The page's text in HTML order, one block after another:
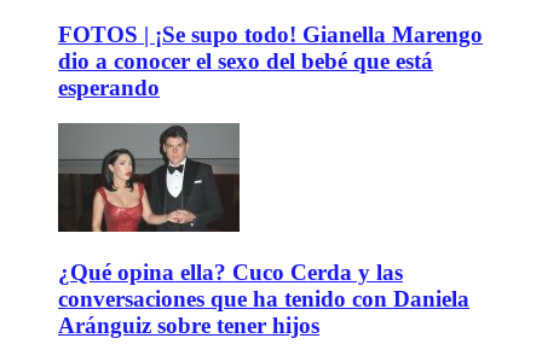
FOTOS | ¡Se supo todo! Gianella Marengo
dio a conocer el sexo del bebé que está
esperando
¿Qué opina ella? Cuco Cerda y las
conversaciones que ha tenido con Daniela
Aránguiz sobre tener hijos